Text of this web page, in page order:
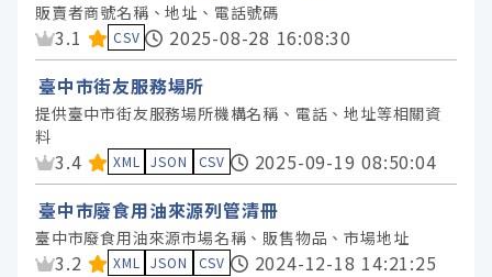
販賣者商號名稱、地址、電話號碼
資料集評分：
3.1 CSV
2025-08-28 16:08:30
臺中市街友服務場所
提供臺中市街友服務場所機構名稱、電話、地址等相關資
料
資料集評分：
3.4 XML JSON CSV
2025-09-19 08:50:04
臺中市廢食用油來源列管清冊
臺中市廢食用油來源市場名稱、販售物品、市場地址
資料集評分：
3.2 XML JSON CSV
2024-12-18 14:21:25